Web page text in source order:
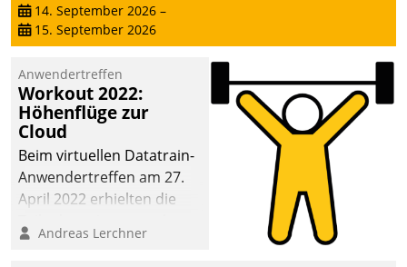
14. September 2026 –
15. September 2026
Anwendertreffen
Workout 2022:
Höhenflüge zur
Cloud
Beim virtuellen Datatrain-
Anwendertreffen am 27.
April 2022 erhielten die
Teilnehmer kurzweilige
Andreas Lerchner